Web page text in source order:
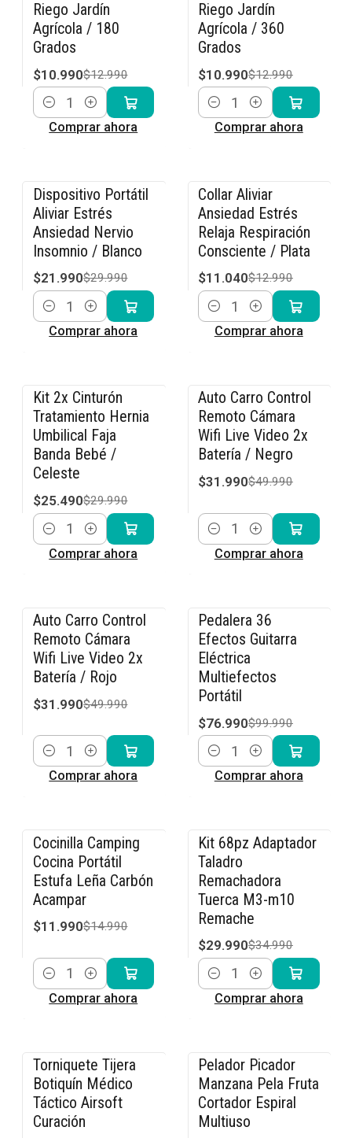
Riego Jardín
Agrícola / 180
Grados
$10.990$12.990
Cantidad
Comprar ahora
Riego Jardín
Agrícola / 360
Grados
$10.990$12.990
Cantidad
Comprar ahora
-27% OFF
Dispositivo Portátil
Aliviar Estrés
Ansiedad Nervio
Insomnio / Blanco
$21.990$29.990
Cantidad
Comprar ahora
-15% OFF
Collar Aliviar
Ansiedad Estrés
Relaja Respiración
Consciente / Plata
$11.040$12.990
Cantidad
Comprar ahora
-15% OFF
Kit 2x Cinturón
Tratamiento Hernia
Umbilical Faja
Banda Bebé /
Celeste
$25.490$29.990
Cantidad
Comprar ahora
-36% OFF
Auto Carro Control
Remoto Cámara
Wifi Live Video 2x
Batería / Negro
$31.990$49.990
Cantidad
Comprar ahora
-36% OFF
Auto Carro Control
Remoto Cámara
Wifi Live Video 2x
Batería / Rojo
$31.990$49.990
Cantidad
Comprar ahora
-23% OFF
Pedalera 36
Efectos Guitarra
Eléctrica
Multiefectos
Portátil
$76.990$99.990
Cantidad
Comprar ahora
-20% OFF
Cocinilla Camping
Cocina Portátil
Estufa Leña Carbón
Acampar
$11.990$14.990
Cantidad
Comprar ahora
-14% OFF
Kit 68pz Adaptador
Taladro
Remachadora
Tuerca M3-m10
Remache
$29.990$34.990
Cantidad
Comprar ahora
-17% OFF
Torniquete Tijera
Botiquín Médico
Táctico Airsoft
Curación
-20% OFF
Pelador Picador
Manzana Pela Fruta
Cortador Espiral
Multiuso